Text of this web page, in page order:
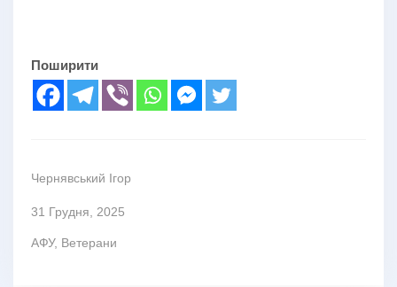
Поширити
Чернявський Ігор
31 Грудня, 2025
АФУ, Ветерани